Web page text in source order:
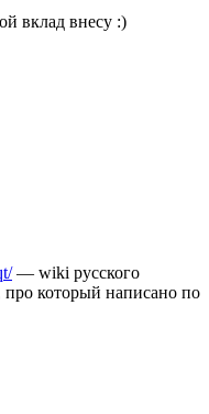
вклад внесу :)
— wiki русского
про который написано по